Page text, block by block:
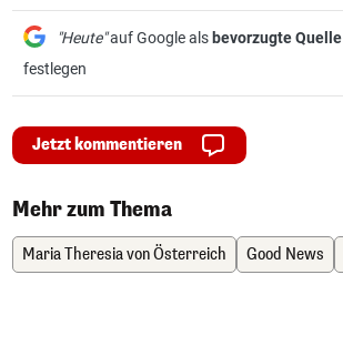
"Heute"auf Google als bevorzugte Quelle
festlegen
Jetzt kommentieren
Mehr zum Thema
Maria Theresia von Österreich Good News